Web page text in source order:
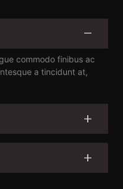
commodo finibus ac
a tincidunt at,